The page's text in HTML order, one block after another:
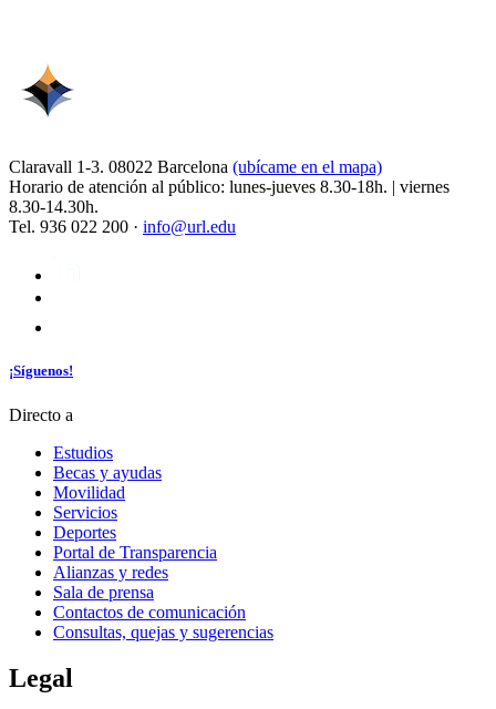
Claravall 1-3. 08022 Barcelona (ubícame en el mapa)
Horario de atención al público: lunes-jueves 8.30-18h. | viernes
8.30-14.30h.
Tel. 936 022 200 · info@url.edu
¡Síguenos!
Directo a
Estudios
Becas y ayudas
Movilidad
Servicios
Deportes
Portal de Transparencia
Alianzas y redes
Sala de prensa
Contactos de comunicación
Consultas, quejas y sugerencias
Legal